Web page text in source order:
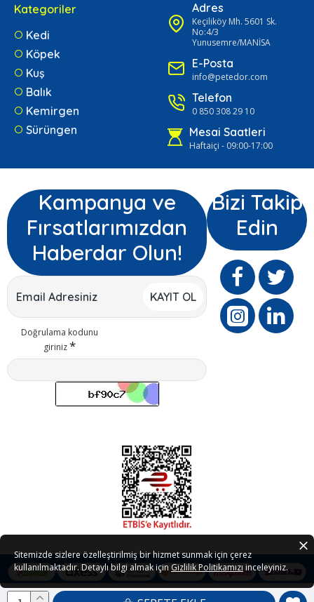
Kategoriler
Kedi
Köpek
Kuş
Balık
Kemirgen
Sürüngen
Adres
Keçiliköy Mh. 5601 Sk.
No:4/3
Yunusemre/MANİSA
E-Posta
info@petedor.com
Telefon
0 850 308 29 10
Mesai Saatleri
Haftaiçi - 09:00-17:00
Kampanya ve
Fırsatlarımızdan
Haberdar Olun!
KAYIT OL
Doğrulama kodunu
giriniz
Bizi Takip
Edin
Sitemizde sizlere özelleştirilmiş bir hizmet sunmak için çerez
kullanılmaktadır. Detaylı bilgi almak için Gizlilik Politikamızı inceleyiniz.